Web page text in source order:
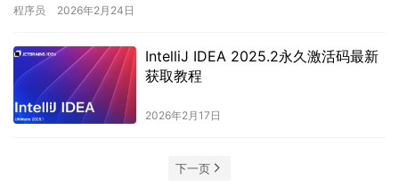
程序员 2026年2月24日
IntelliJ IDEA 2025.2永久激活码最新
获取教程
2026年2月17日
下一页